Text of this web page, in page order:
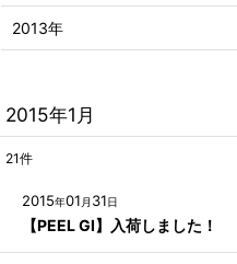
2015年1月
21件
2015年01 月 31日
【PEEL GI】入荷しました！
2013年